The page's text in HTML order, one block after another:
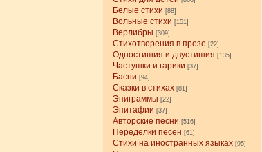
Белые стихи [88]
Вольные стихи [151]
Верлибры [309]
Стихотворения в прозе [22]
Одностишия и двустишия [135]
Частушки и гарики [37]
Басни [94]
Сказки в стихах [81]
Эпиграммы [22]
Эпитафии [37]
Авторские песни [516]
Переделки песен [61]
Стихи на иностранных языках [95]